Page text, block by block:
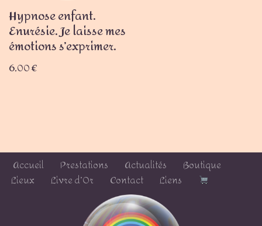
Hypnose enfant.
Enurésie. Je laisse mes
émotions s’exprimer.
6,00€
Accueil Prestations Actualités
Boutique
Lieux
Livre d’Or Contact Liens